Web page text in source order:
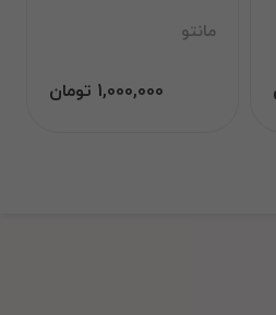
مانتو
1,000,000 تومان